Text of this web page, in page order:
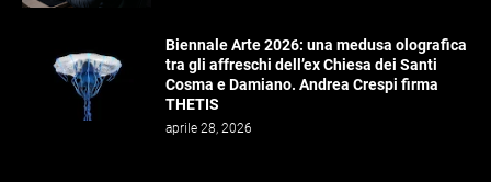
Biennale Arte 2026: una medusa olografica
tra gli affreschi dell’ex Chiesa dei Santi
Cosma e Damiano. Andrea Crespi firma
THETIS
aprile 28, 2026